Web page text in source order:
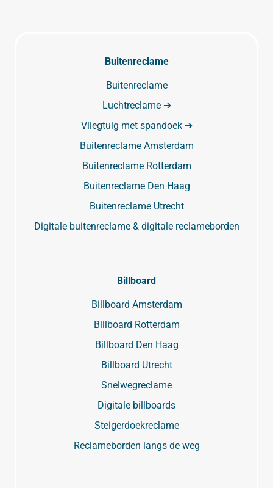
Buitenreclame
Buitenreclame
Luchtreclame ➔
Vliegtuig met spandoek ➔
Buitenreclame Amsterdam
Buitenreclame Rotterdam
Buitenreclame Den Haag
Buitenreclame Utrecht
Digitale buitenreclame & digitale reclameborden
Billboard
Billboard Amsterdam
Billboard Rotterdam
Billboard Den Haag
Billboard Utrecht
Snelwegreclame
Digitale billboards
Steigerdoekreclame
Reclameborden langs de weg